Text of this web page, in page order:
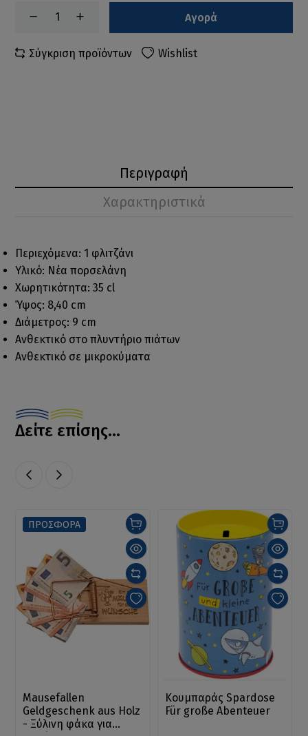
Αγορά
Σύγκριση προϊόντων Wishlist
Περιγραφή
Χαρακτηριστικά
Περιεχόμενα: 1 φλιτζάνι
Υλικό: Νέα πορσελάνη
Χωρητικότητα: 35 cl
Ύψος: 8,40 cm
Διάμετρος: 9 cm
Ανθεκτικό στο πλυντήριο πιάτων
Ανθεκτικό σε μικροκύματα
Δείτε επίσης...
ΠΡΟΣΦΟΡΑ
Mausefallen
Geldgeschenk aus Holz
- Ξύλινη φάκα για
Κουμπαράς Spardose
Für große Abenteuer